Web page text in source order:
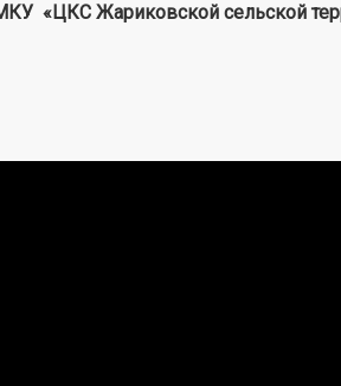
«ЦКС Жариковской сельской